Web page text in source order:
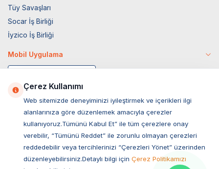
Tüy Savaşları
Socar İş Birliği
İyzico İş Birliği
Mobil Uygulama
Müşteri Hizmetleri
Çerez Kullanımı
Web sitemizde deneyiminizi iyileştirmek ve içerikleri ilgi
alanlarınıza göre düzenlemek amacıyla çerezler
kullanıyoruz.Tümünü Kabul Et” ile tüm çerezlere onay
verebilir, “Tümünü Reddet” ile zorunlu olmayan çerezleri
reddedebilir veya tercihlerinizi “Çerezleri Yönet” üzerinden
düzenleyebilirsiniz.Detaylı bilgi için Çerez Politikamızı